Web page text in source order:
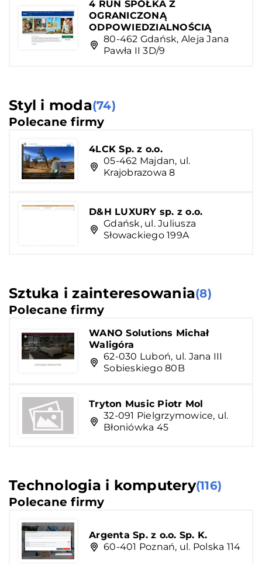
4 RUN SPÓŁKA Z
OGRANICZONĄ
ODPOWIEDZIALNOŚCIĄ
80-462 Gdańsk, Aleja Jana
Pawła II 3D/9
Styl i moda(74)
Polecane firmy
4LCK Sp. z o.o.
05-462 Majdan, ul.
Krajobrazowa 8
D&H LUXURY sp. z o.o.
Gdańsk, ul. Juliusza
Słowackiego 199A
Sztuka i zainteresowania(8)
Polecane firmy
WANO Solutions Michał
Waligóra
62-030 Luboń, ul. Jana III
Sobieskiego 80B
Tryton Music Piotr Mol
32-091 Pielgrzymowice, ul.
Błoniówka 45
Technologia i komputery(116)
Polecane firmy
Argenta Sp. z o.o. Sp. K.
60-401 Poznań, ul. Polska 114